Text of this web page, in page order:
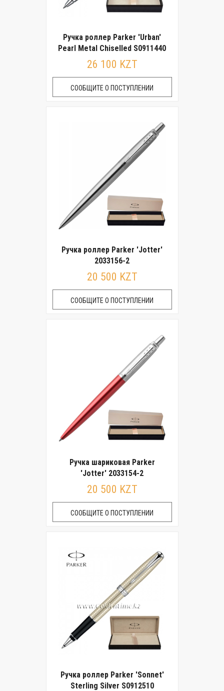
Ручка роллер Parker 'Urban'
Pearl Metal Chiselled S0911440
26 100 KZT
СООБЩИТЕ О ПОСТУПЛЕНИИ
Ручка роллер Parker 'Jotter'
2033156-2
20 500 KZT
СООБЩИТЕ О ПОСТУПЛЕНИИ
Ручка шариковая Parker
'Jotter' 2033154-2
20 500 KZT
СООБЩИТЕ О ПОСТУПЛЕНИИ
Ручка роллер Parker 'Sonnet'
Sterling Silver S0912510